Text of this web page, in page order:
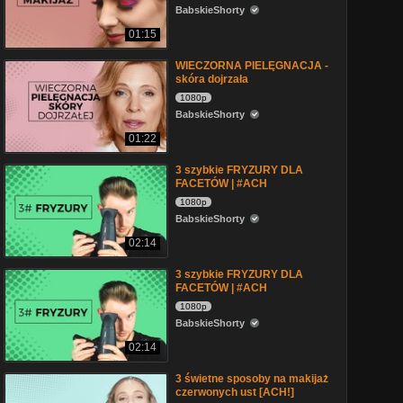
01:15
BabskieShorty
01:22
WIECZORNA PIELĘGNACJA -
skóra dojrzała
1080p
BabskieShorty
02:14
3 szybkie FRYZURY DLA
FACETÓW | #ACH
1080p
BabskieShorty
02:14
3 szybkie FRYZURY DLA
FACETÓW | #ACH
1080p
BabskieShorty
3 świetne sposoby na makijaż
czerwonych ust [ACH!]